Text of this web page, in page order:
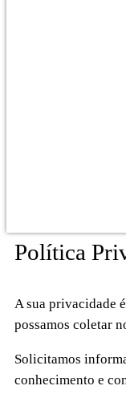
Política
A sua privacidade
possamos coletar
Solicitamos
conhecimento e